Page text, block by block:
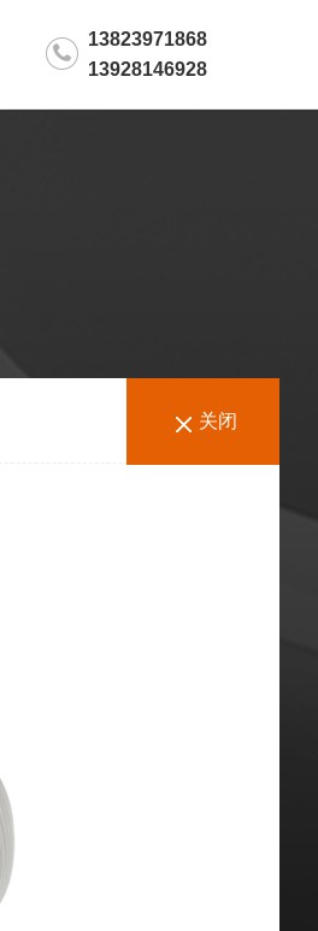
13823971868
13928146928
关闭